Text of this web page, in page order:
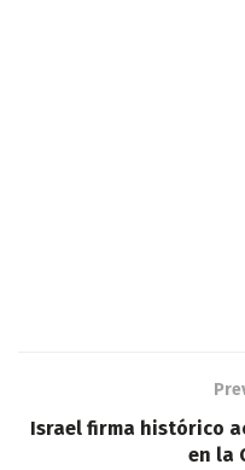
Israel firma histórico
en la